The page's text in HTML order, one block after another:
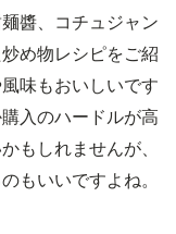
醬、コチュジャン
め物レシピをご紹
味もおいしいです
入のハードルが高
もしれませんが、
もいいですよね。